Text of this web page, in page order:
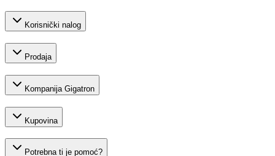
Korisnički nalog
Prodaja
Kompanija Gigatron
Kupovina
Potrebna ti je pomoć?